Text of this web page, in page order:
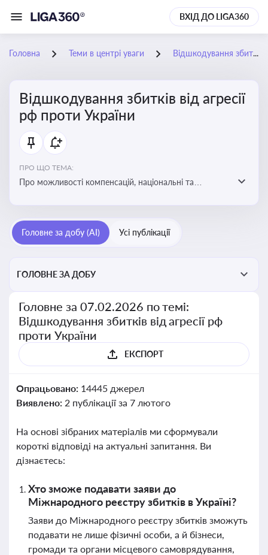
ВХІД ДО LIGA360
Головна Теми в центрі уваги Відшкодування збитків від агресії рф проти України
Відшкодування збитків від агресії
рф проти України
ПРО ЩО ТЕМА:
Про можливості компенсацій, національні та
Головне за добу (AI) Усі публікації
ГОЛОВНЕ ЗА ДОБУ
Головне за 07.02.2026 по темі:
Відшкодування збитків від агресії рф
проти України
ЕКСПОРТ
Опрацьовано: 14445 джерел
Виявлено: 2 публікації за 7 лютого
На основі зібраних матеріалів ми сформували
короткі відповіді на актуальні запитання. Ви
дізнаєтесь:
Хто зможе подавати заяви до
Міжнародного реєстру збитків в Україні?
Заяви до Міжнародного реєстру збитків зможуть
подавати не лише фізичні особи, а й бізнеси,
громади та органи місцевого самоврядування,